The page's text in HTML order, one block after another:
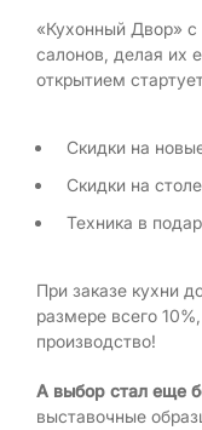
«Кухонный Двор»
салонов, делая их
открытием
Скидки на
Скидки на
Техника в
При заказе кухни
размере всего
производство!
А выбор стал еще
выставочные